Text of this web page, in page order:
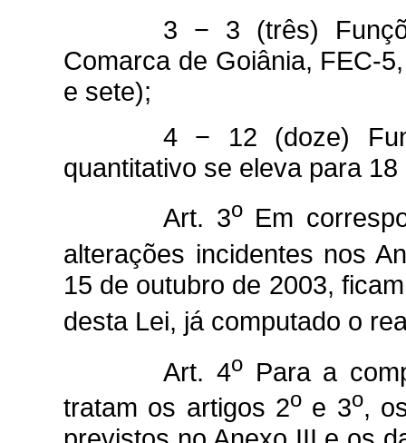
3 − 3 (três)
Comarca de Goiânia, FEC-
e sete);
4 − 12 (doze)
quantitativo se eleva para
Art. 3oEm
alterações incidentes nos
15 de outubro de 2003,
desta Lei, já computado o
Art. 4oPara a
tratam os artigos 2o e 3o,